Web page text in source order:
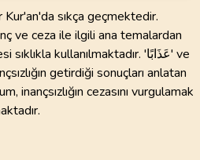
sıkça geçmektedir.
ve ceza ile ilgili ana temalardan
inançsızlığın cezasını vurgulamak